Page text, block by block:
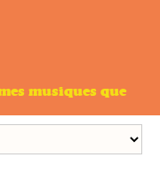
musiques que